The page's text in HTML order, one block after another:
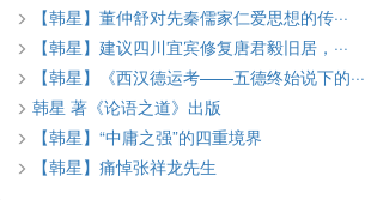
【韩星】董仲舒对先秦儒家仁爱思想的传···
【韩星】建议四川宜宾修复唐君毅旧居，···
【韩星】《西汉德运考——五德终始说下的···
韩星 著《论语之道》出版
【韩星】“中庸之强”的四重境界
【韩星】痛悼张祥龙先生